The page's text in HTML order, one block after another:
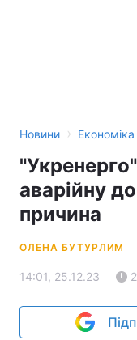
Новини › Економіка
аварійну
причина
ОЛЕНА БУТУРЛИМ
14:01, 25.12.23